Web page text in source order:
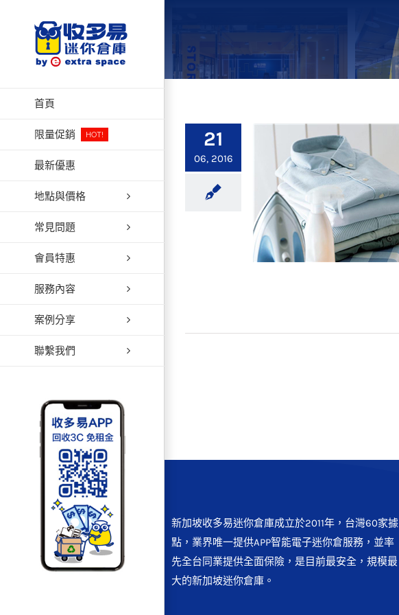
首頁
限量促銷 HOT!
最新優惠
地點與價格
常見問題
會員特惠
服務內容
案例分享
聯繫我們
21
06, 2016
新加坡收多易迷你倉庫成立於2011年，台灣60家據
點，業界唯一提供APP智能電子迷你倉服務，並率
先全台同業提供全面保險，是目前最安全，規模最
大的新加坡迷你倉庫。